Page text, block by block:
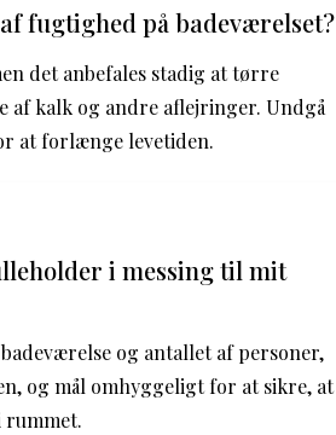
fugtighed på badeværelset?
det anbefales stadig at tørre
kalk og andre aflejringer. Undgå
at forlænge levetiden.
i messing til mit
og antallet af personer,
og mål omhyggeligt for at sikre, at